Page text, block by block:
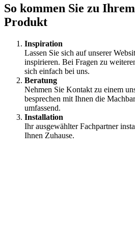
So kommen Sie zu
Produkt
Inspiration
Lassen Sie sich auf unserer
inspirieren. Bei Fragen zu
sich einfach bei uns.
Beratung
Nehmen Sie Kontakt zu einem
besprechen mit Ihnen die
umfassend.
Installation
⁠Ihr ausgewählter Fachpartner
Ihnen Zuhause.